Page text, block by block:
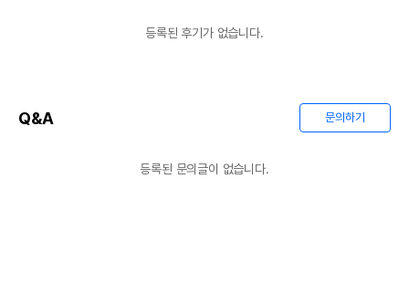
등록된 후기가 없습니다.
Q&A 문의하기
등록된 문의글이 없습니다.